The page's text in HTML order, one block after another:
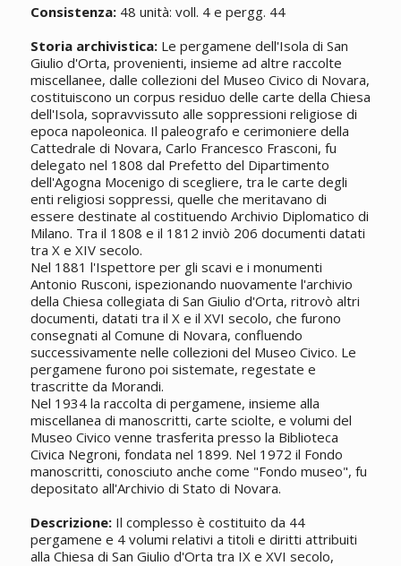
Consistenza:48 unità: voll. 4 e pergg. 44
Storia archivistica:Le pergamene dell'Isola di San
Giulio d'Orta, provenienti, insieme ad altre raccolte
miscellanee, dalle collezioni del Museo Civico di Novara,
costituiscono un corpus residuo delle carte della Chiesa
dell'Isola, sopravvissuto alle soppressioni religiose di
epoca napoleonica. Il paleografo e cerimoniere della
Cattedrale di Novara, Carlo Francesco Frasconi, fu
delegato nel 1808 dal Prefetto del Dipartimento
dell'Agogna Mocenigo di scegliere, tra le carte degli
enti religiosi soppressi, quelle che meritavano di
essere destinate al costituendo Archivio Diplomatico di
Milano. Tra il 1808 e il 1812 inviò 206 documenti datati
tra X e XIV secolo.
Nel 1881 l'Ispettore per gli scavi e i monumenti
Antonio Rusconi, ispezionando nuovamente l'archivio
della Chiesa collegiata di San Giulio d'Orta, ritrovò altri
documenti, datati tra il X e il XVI secolo, che furono
consegnati al Comune di Novara, confluendo
successivamente nelle collezioni del Museo Civico. Le
pergamene furono poi sistemate, regestate e
trascritte da Morandi.
Nel 1934 la raccolta di pergamene, insieme alla
miscellanea di manoscritti, carte sciolte, e volumi del
Museo Civico venne trasferita presso la Biblioteca
Civica Negroni, fondata nel 1899. Nel 1972 il Fondo
manoscritti, conosciuto anche come "Fondo museo", fu
depositato all'Archivio di Stato di Novara.
Descrizione:Il complesso è costituito da 44
pergamene e 4 volumi relativi a titoli e diritti attribuiti
alla Chiesa di San Giulio d'Orta tra IX e XVI secolo,